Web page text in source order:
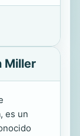
Miller
es un